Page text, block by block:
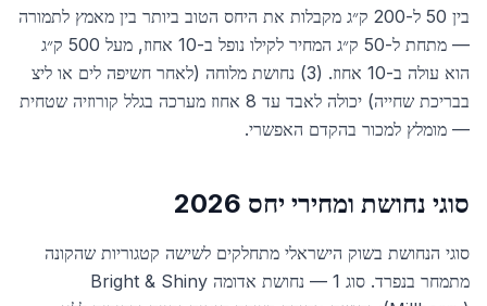
בין 50 ל-200 ק״ג מקבלות את היחס הטוב ביותר בין מאמץ לתמורה
— מתחת ל-50 ק״ג המחיר לקילו נופל ב-10 אחוז, מעל 500 ק״ג
הוא עולה ב-10 אחוז. (3) נחושת מלוחה (לאחר חשיפה לים או ליצ
בבריכת שחייה) יכולה לאבד עד 8 אחוז מערכה בגלל קורוזיה שטחית
— מומלץ למכור בהקדם האפשרי.
סוגי נחושת ומחירי יחס 2026
סוגי הנחושת בשוק הישראלי מתחלקים לשישה קטגוריות שהקונה
מתמחר בנפרד. סוג 1 — נחושת אדומה Bright & Shiny